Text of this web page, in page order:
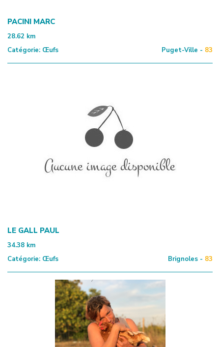
PACINI MARC
28.62 km
Catégorie: Œufs Puget-Ville - 83
LE GALL PAUL
34.38 km
Catégorie: Œufs Brignoles - 83